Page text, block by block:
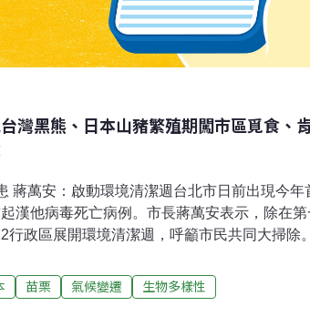
灣黑熊、日本山豬繁殖期闖市區覓食、
蔣萬安：啟動環境清潔週台北市日前出現今年
漢他病毒死亡病例。市長蔣萬安表示，除在第
行政區展開環境清潔週，呼籲市民共同大掃除
歲具慢性病史男性，在1月上旬出現咳喘等症
，22日檢驗確診漢他病毒感染。（中央社報導
苗栗 氣候變遷 生物多樣性